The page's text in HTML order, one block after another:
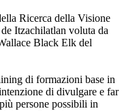
Ricerca della Visione
Itzachilatlan voluta da
Black Elk del
di formazioni base in
di divulgare e far
persone possibili in